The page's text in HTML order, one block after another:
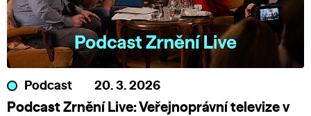
Podcast 20. 3. 2026
Podcast Zrnění Live: Veřejnoprávní televize v